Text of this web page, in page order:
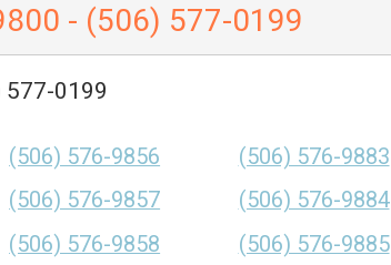
- (506) 577-0199
577-0199
(506) 576-9856
(506) 576-9857
(506) 576-9858
(506) 576-9883
(506) 576-9884
(506) 576-9885